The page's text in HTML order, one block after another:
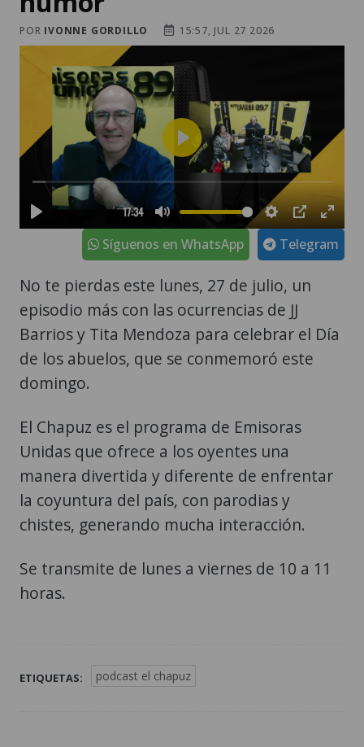
POR IVONNE GORDILLO 15:57, JUL 27 2026
Telegram
Síguenos en WhatsApp
No te pierdas este lunes, 27 de julio, un
episodio más con las ocurrencias de JJ
Barrios y Tita Mendoza para celebrar el Día
de los abuelos, que se conmemoró este
domingo.
El Chapuz es el programa de Emisoras
Unidas que ofrece a los oyentes una
manera divertida y diferente de enfrentar
la coyuntura del país, con parodias y
chistes, generando mucha interacción.
Se transmite de lunes a viernes de 10 a 11
horas.
ETIQUETAS: podcast el chapuz